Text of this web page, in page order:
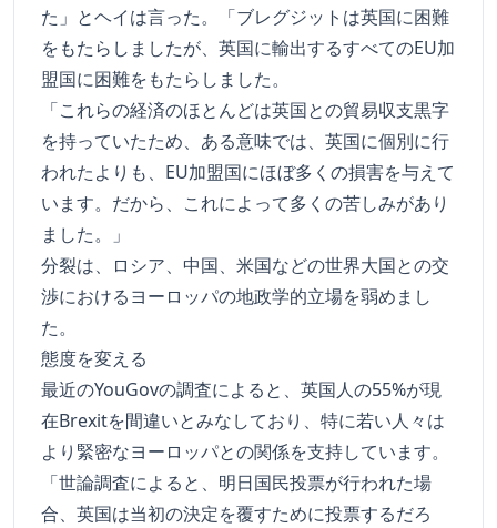
た」とヘイは言った。「ブレグジットは英国に困難
をもたらしましたが、英国に輸出するすべてのEU加
盟国に困難をもたらしました。
「これらの経済のほとんどは英国との貿易収支黒字
を持っていたため、ある意味では、英国に個別に行
われたよりも、EU加盟国にほぼ多くの損害を与えて
います。だから、これによって多くの苦しみがあり
ました。」
分裂は、ロシア、中国、米国などの世界大国との交
渉におけるヨーロッパの地政学的立場を弱めまし
た。
態度を変える
最近のYouGovの調査によると、英国人の55%が現
在Brexitを間違いとみなしており、特に若い人々は
より緊密なヨーロッパとの関係を支持しています。
「世論調査によると、明日国民投票が行われた場
合、英国は当初の決定を覆すために投票するだろ